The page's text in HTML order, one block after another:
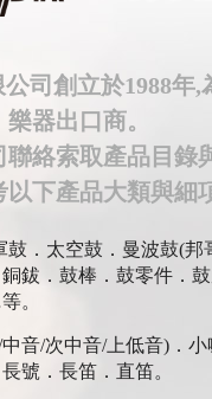
司創立於1988年,
樂器出口商。
絡索取產品目錄
下產品大類與細
鼓．太空鼓．曼波鼓(邦
鈸．鼓棒．鼓零件．
。
音/次中音/上低音)．小
號．長笛．直笛。